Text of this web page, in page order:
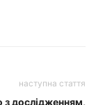
наступна стаття
з дослідженням,